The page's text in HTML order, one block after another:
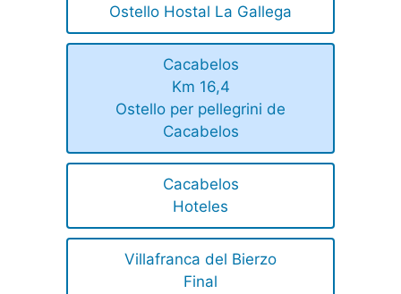
Ostello Hostal La Gallega
Cacabelos
Km 16,4
Ostello per pellegrini de
Cacabelos
Cacabelos
Hoteles
Villafranca del Bierzo
Final